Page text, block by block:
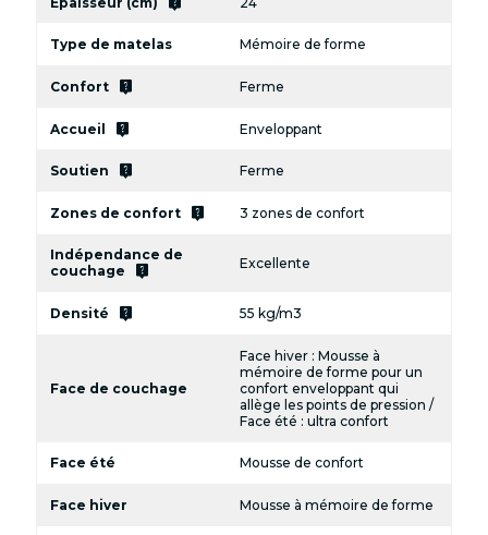
Type de matelas Mémoire de forme
Confort live_help Ferme
Accueil live_help Enveloppant
Soutien live_help Ferme
Zones de confort live_help 3 zones de confort
Indépendance de
couchage
live_help Excellente
Densité live_help 55 kg/m3
Face de couchage
Face hiver : Mousse à
mémoire de forme pour un
confort enveloppant qui
allège les points de pression /
Face été : ultra confort
Face été Mousse de confort
Face hiver Mousse à mémoire de forme